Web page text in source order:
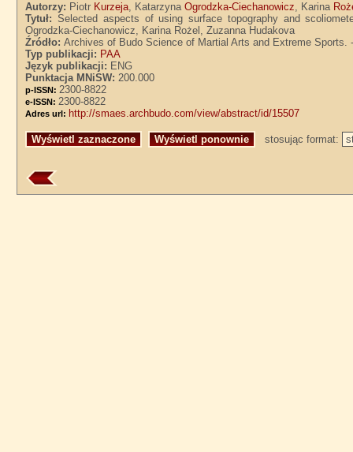
Autorzy: Piotr Kurzeja, KatarzynaOgrodzka-Ciechanowicz, Karina
Tytuł:Selected aspects of using surface topography and
Ogrodzka-Ciechanowicz, Karina Rożel, Zuzanna Hudakova
Źródło:Archives of Budo Science of Martial Arts and Extreme Sports.
Typ publikacji: PAA
Język publikacji: ENG
Punktacja MNiSW:200.000
p-ISSN: 2300-8822
e-ISSN: 2300-8822
Adres url: http://smaes.archbudo.com/view/abstract/id/15507
stosując format: